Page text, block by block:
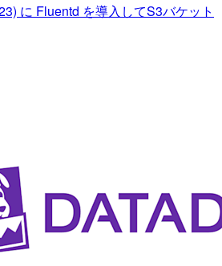
に Fluentd を導入してS3バケット